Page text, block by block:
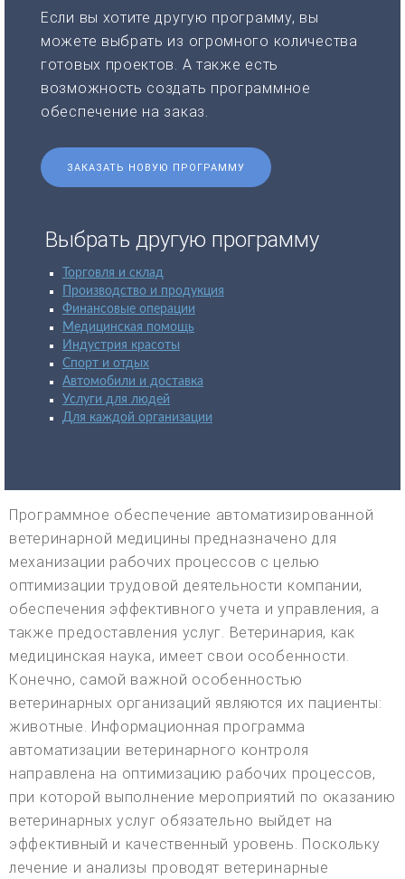
Если вы хотите другую программу, вы
можете выбрать из огромного количества
готовых проектов. А также есть
возможность создать программное
обеспечение на заказ.
ЗАКАЗАТЬ НОВУЮ ПРОГРАММУ
Выбрать другую программу
Торговля и склад
Производство и продукция
Финансовые операции
Медицинская помощь
Индустрия красоты
Спорт и отдых
Автомобили и доставка
Услуги для людей
Для каждой организации
Программное обеспечение автоматизированной
ветеринарной медицины предназначено для
механизации рабочих процессов с целью
оптимизации трудовой деятельности компании,
обеспечения эффективного учета и управления, а
также предоставления услуг. Ветеринария, как
медицинская наука, имеет свои особенности.
Конечно, самой важной особенностью
ветеринарных организаций являются их пациенты:
животные. Информационная программа
автоматизации ветеринарного контроля
направлена на оптимизацию рабочих процессов,
при которой выполнение мероприятий по оказанию
ветеринарных услуг обязательно выйдет на
эффективный и качественный уровень. Поскольку
лечение и анализы проводят ветеринарные